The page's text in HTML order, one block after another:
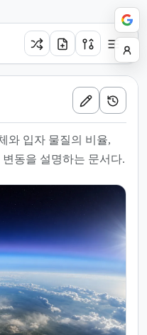
와 입자 물질의 비율,
동을 설명하는 문서다.